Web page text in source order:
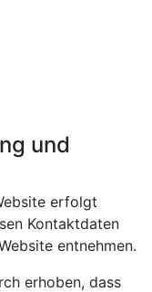
und
erfolgt
Kontaktdaten
entnehmen.
erhoben, dass